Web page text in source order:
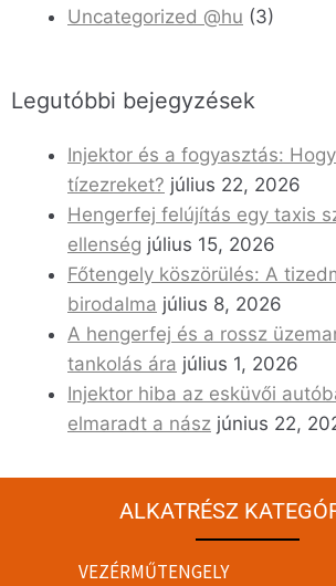
Uncategorized @hu (3)
Legutóbbi bejegyzések
Injektor és a fogyasztás:
tízezreket? július 22, 2026
Hengerfej felújítás egy taxis
ellenség július 15, 2026
Főtengely köszörülés: A
birodalma július 8, 2026
A hengerfej és a rossz
tankolás ára július 1, 2026
Injektor hiba az esküvői
elmaradt a nász június 22,
ALKATRÉSZ
VEZÉRMŰTENGELY